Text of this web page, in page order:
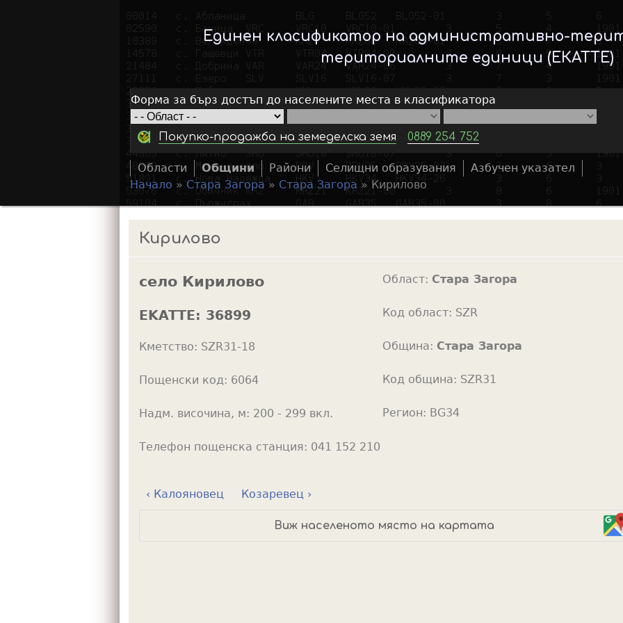
Skip
to
main
Единен класификатор на административно-
териториалните единици (ЕКАТТЕ)
Форма за бърз достъп до населените места в класификатора
Покупко-продажба на земеделска земя 0889 254 752
a
c
Области Общини Райони Селищни образувания Азбучен указател
o
Начало »Стара Загора » Стара Загора » Кирилово
Кирилово
село Кирилово
EKATTE: 36899
Кметство: SZR31-18
Пощенски код: 6064
Надм. височина, м: 200 - 299 вкл.
Област: Стара Загора
Код област: SZR
Община: Стара Загора
Код община: SZR31
Регион: BG34
Телефон пощенска станция: 041 152 210
‹ Калояновец Козаревец ›
Виж населеното място на картата